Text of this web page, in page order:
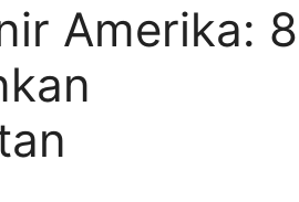
Amerika: 8